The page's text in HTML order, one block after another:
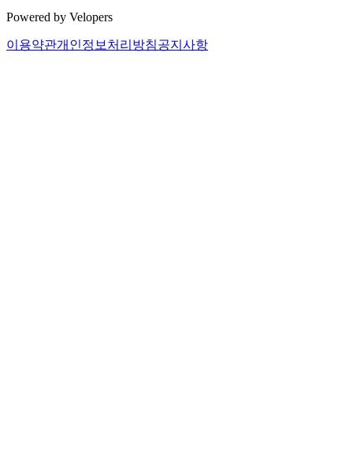
Powered by Velopers
이용약관개인정보처리방침공지사항